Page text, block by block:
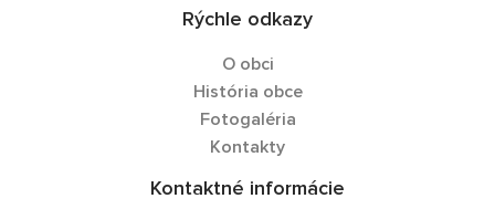
Rýchle odkazy
O obci
História obce
Fotogaléria
Kontakty
Kontaktné informácie